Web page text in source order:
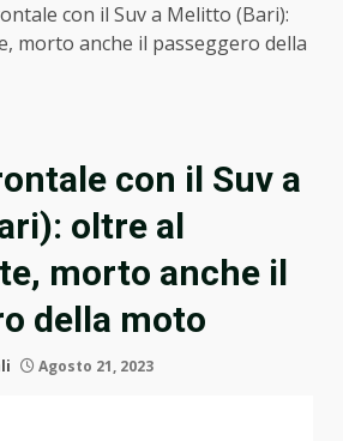
con il Suv a Melitto (Bari):
morto anche il passeggero della
con il Suv a
oltre al
morto anche il
della moto
Agosto 21, 2023